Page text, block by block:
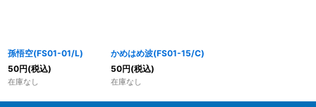
孫悟空(FS01-01/L)
50円(税込)
在庫なし
かめはめ波(FS01-15/C)
50円(税込)
在庫なし